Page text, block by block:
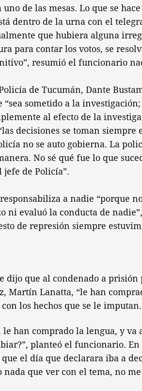
de las mesas. Lo que se
dentro de la urna con el
que hubiera alguna
para contar los votos, se
resumió el funcionario
de Tucumán, Dante
sometido a la
al efecto de la
decisiones se toman siempre
no se auto gobierna. La
No sé qué fue lo que
jefe de Policía”.
a nadie “porque
ni evaluó la conducta de
de represión siempre
dijo que al condenado a prisión
Martín Lanatta, “le han
los hechos que se le imputan.
han comprado la lengua, y va
planteó el funcionario. En
el día que declarara iba a
nada que ver con el tema, no